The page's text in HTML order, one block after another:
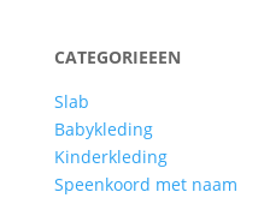
CATEGORIEEEN
Slab
Babykleding
Kinderkleding
Speenkoord met naam